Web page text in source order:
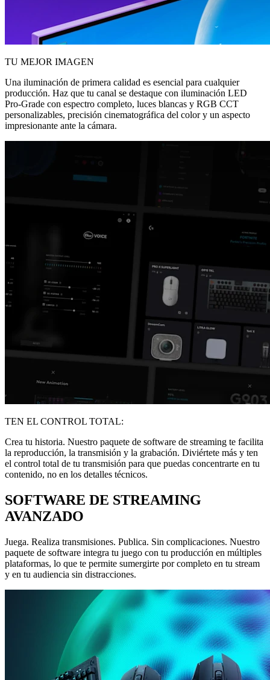
TU MEJOR IMAGEN
Una iluminación de primera calidad es esencial para cualquier
producción. Haz que tu canal se destaque con iluminación LED
Pro-Grade con espectro completo, luces blancas y RGB CCT
personalizables, precisión cinematográfica del color y un aspecto
impresionante ante la cámara.
TEN EL CONTROL TOTAL:
Crea tu historia. Nuestro paquete de software de streaming te facilita
la reproducción, la transmisión y la grabación. Diviértete más y ten
el control total de tu transmisión para que puedas concentrarte en tu
contenido, no en los detalles técnicos.
SOFTWARE DE STREAMING
AVANZADO
Juega. Realiza transmisiones. Publica. Sin complicaciones. Nuestro
paquete de software integra tu juego con tu producción en múltiples
plataformas, lo que te permite sumergirte por completo en tu stream
y en tu audiencia sin distracciones.